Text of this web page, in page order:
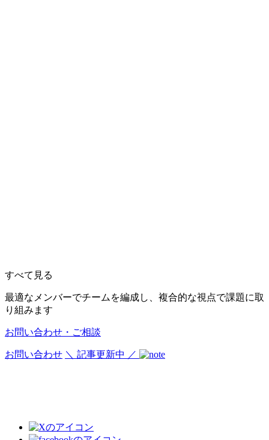
すべて見る
最適なメンバーでチームを編成し、複合的な視点で課題に取
り組みます
お問い合わせ・ご相談
お問い合わせ ＼ 記事更新中 ／